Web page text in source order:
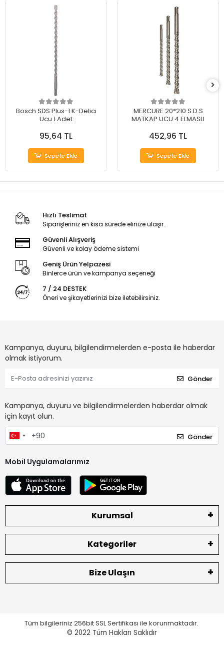
Bosch SDS Plus-1 K-Delici
Ucu 1 Adet
95,64 TL
Sepete Ekle
MERCURE 20*210 S.D.S
MATKAP UCU 4 ELMASLI
452,96 TL
Sepete Ekle
Hızlı Teslimat
Siparişleriniz en kısa sürede elinize ulaşır.
Güvenli Alışveriş
Güvenli ve kolay ödeme sistemi
Geniş Ürün Yelpazesi
Binlerce ürün ve kampanya seçeneği
7 / 24 DESTEK
Öneri ve şikayetlerinizi bize iletebilirsiniz.
Kampanya, duyuru, bilgilendirmelerden e-posta ile haberdar
olmak istiyorum.
Gönder
Kampanya, duyuru ve bilgilendirmelerden haberdar olmak
için kayıt olun.
Gönder
Mobil Uygulamalarımız
Kurumsal
Kategoriler
Bize Ulaşın
Tüm bilgileriniz 256bit SSL Sertifikası ile korunmaktadır.
© 2022 Tüm Hakları Saklıdır